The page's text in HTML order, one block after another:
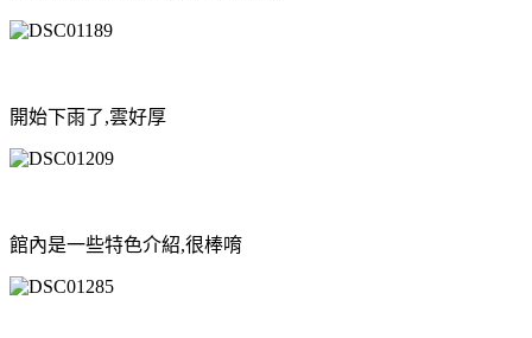
開始下雨了,雲好厚
館內是一些特色介紹,很棒唷